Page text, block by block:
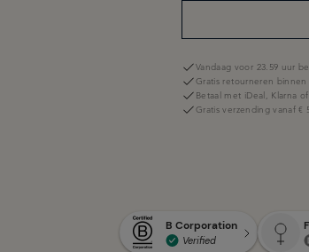
Vandaag voor 23.59 uur
Gratis retourneren binnen
Betaal met iDeal, Klarna
Gratis verzending vanaf €